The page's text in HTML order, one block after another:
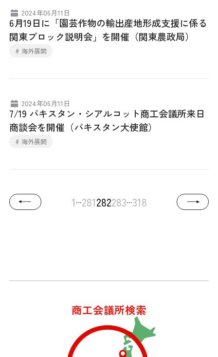
2024年06月11日
6月19日に「園芸作物の輸出産地形成支援に係る
関東ブロック説明会」を開催（関東農政局）
# 海外展開
2024年06月11日
7/19 パキスタン・シアルコット商工会議所来日
商談会を開催（パキスタン大使館）
# 海外展開
1...281282283...318
商工会議所検索